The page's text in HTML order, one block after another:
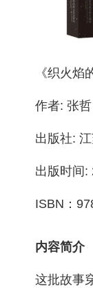
《织火焰
作者: 张哲
出版社:
出版时间:
ISBN：
内容简介
这批故事